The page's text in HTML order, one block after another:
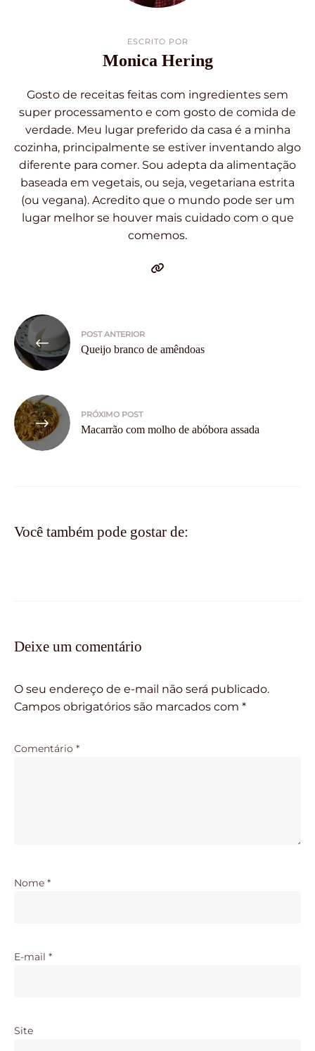
ESCRITO POR
Monica Hering
Gosto de receitas feitas com ingredientes sem
super processamento e com gosto de comida de
verdade. Meu lugar preferido da casa é a minha
cozinha, principalmente se estiver inventando algo
diferente para comer. Sou adepta da alimentação
baseada em vegetais, ou seja, vegetariana estrita
(ou vegana). Acredito que o mundo pode ser um
lugar melhor se houver mais cuidado com o que
comemos.
Navegação
de
Post
POST ANTERIOR
Queijo branco de amêndoas
PRÓXIMO POST
Macarrão com molho de abóbora assada
Você também pode gostar de:
Deixe um comentário
O seu endereço de e-mail não será publicado.
Campos obrigatórios são marcados com *
Comentário *
Nome *
E-mail *
Site